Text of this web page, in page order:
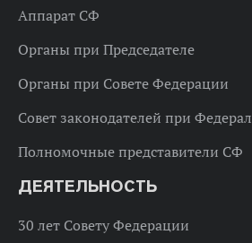
Аппарат СФ
Органы при Председателе
Органы при Совете Федерации
Совет законодателей при
Полномочные представители СФ
ДЕЯТЕЛЬНОСТЬ
30 лет Совету Федерации